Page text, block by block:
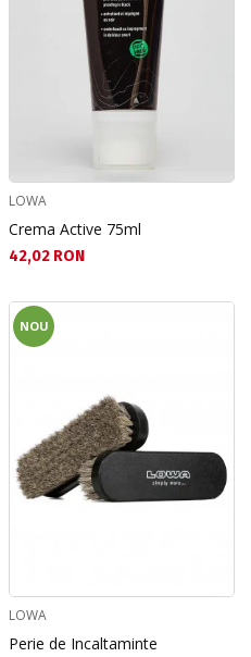
LOWA
Crema Active 75ml
Текуща цена:
42,02 RON
NOU
LOWA
Perie de Incaltaminte